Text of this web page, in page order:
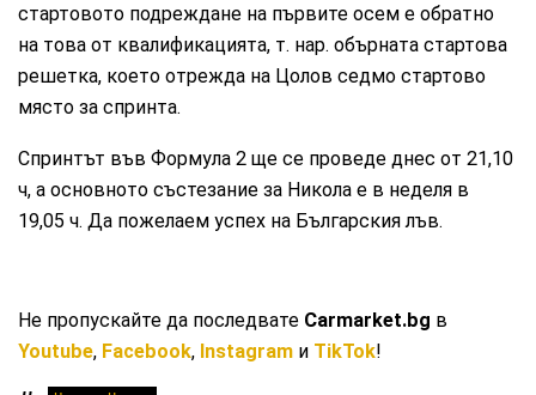
стартовото подреждане на първите осем е обратно
на това от квалификацията, т. нар. обърната стартова
решетка, което отрежда на Цолов седмо стартово
място за спринта.
Спринтът във Формула 2 ще се проведе днес от 21,10
ч, а основното състезание за Никола е в неделя в
19,05 ч. Да пожелаем успех на Българския лъв.
Не пропускайте да последвате Carmarket.bg в
Youtube, Facebook, Instagram и TikTok!